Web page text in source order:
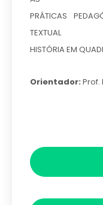
PRÁTICAS
TEXTUAL
HISTÓRIA EM
Orientador: Prof.